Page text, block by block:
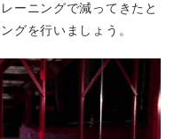
ーニングで減ってきたと
グを行いましょう。